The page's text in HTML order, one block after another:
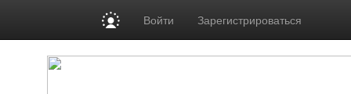
Войти Зарегистрироваться